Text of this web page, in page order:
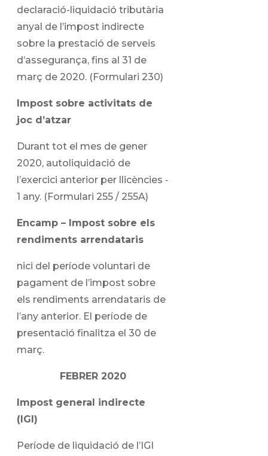
declaració-liquidació tributària
anyal de l’impost indirecte
sobre la prestació de serveis
d’assegurança, fins al 31 de
març de 2020. (Formulari 230)
Impost sobre activitats de
joc d’atzar
Durant tot el mes de gener
2020, autoliquidació de
l’exercici anterior per llicències ‑
1 any. (Formulari 255 / 255A)
Encamp – Impost sobre els
rendiments arrendataris
nici del període voluntari de
pagament de l’impost sobre
els rendiments arrendataris de
l’any anterior. El període de
presentació finalitza el 30 de
març.
FEBRER 2020
Impost general indirecte
(IGI)
Període de liquidació de l’IGI